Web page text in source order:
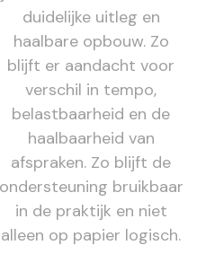
duidelijke uitleg en
haalbare opbouw. Zo
blijft er aandacht voor
verschil in tempo,
belastbaarheid en de
haalbaarheid van
afspraken. Zo blijft de
ondersteuning bruikbaar
in de praktijk en niet
alleen op papier logisch.